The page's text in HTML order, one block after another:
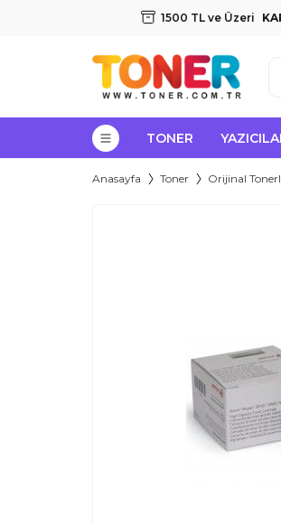
1500 TL ve Üzeri
TONER
Anasayfa Toner Orijinal